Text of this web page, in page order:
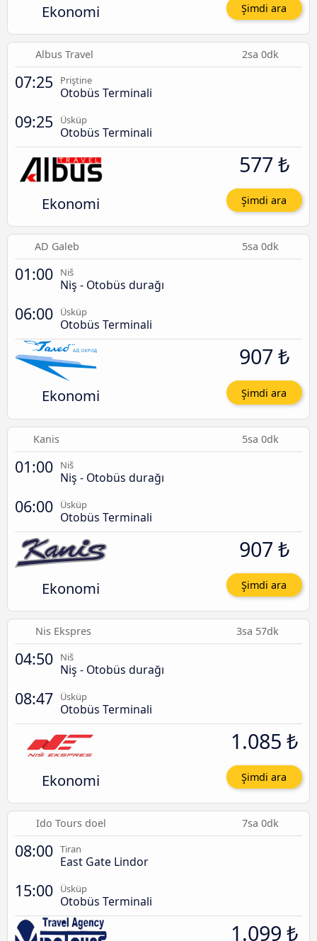
Ekonomi Şimdi ara
Albus Travel 2sa 0dk
07:25 Priştine
Otobüs Terminali
09:25 Üsküp
Otobüs Terminali
Ekonomi
577 ₺
Şimdi ara
AD Galeb 5sa 0dk
01:00 Niš
Niş - Otobüs durağı
06:00 Üsküp
Otobüs Terminali
Ekonomi
907 ₺
Şimdi ara
Kanis 5sa 0dk
01:00 Niš
Niş - Otobüs durağı
06:00 Üsküp
Otobüs Terminali
Ekonomi
907 ₺
Şimdi ara
Nis Ekspres 3sa 57dk
04:50 Niš
Niş - Otobüs durağı
08:47 Üsküp
Otobüs Terminali
Ekonomi
1.085 ₺
Şimdi ara
Ido Tours doel 7sa 0dk
08:00 Tiran
East Gate Lindor
15:00 Üsküp
Otobüs Terminali
1.099 ₺